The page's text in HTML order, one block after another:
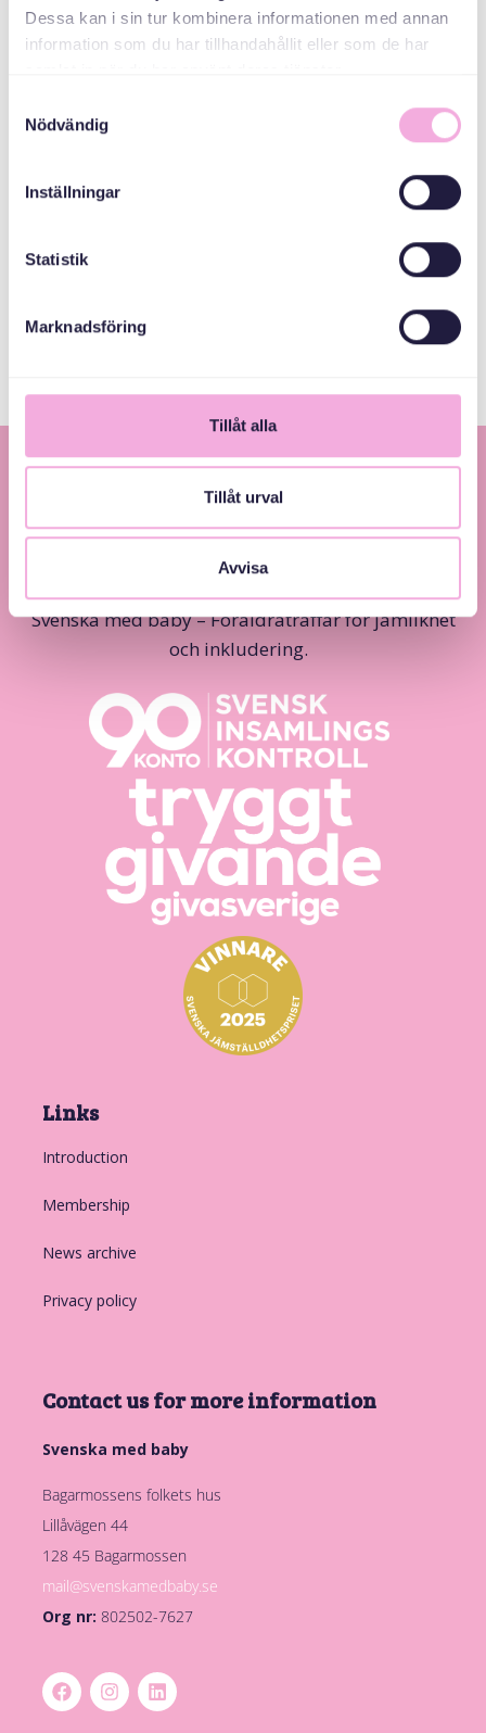
Dessa kan i sin tur kombinera informationen med annan
information som du har tillhandahållit eller som de har
Nödvändig
Inställningar
Statistik
Marknadsföring
Tillåt alla
Tillåt urval
Avvisa
Svenska med baby – Föräldraträffar för jämlikhet
och inkludering.
Links
Introduction
Membership
News archive
Privacy policy
Contact us for more information
Svenska med baby
Bagarmossens folkets hus
Lillåvägen 44
128 45 Bagarmossen
mail@svenskamedbaby.se
Org nr: 802502-7627